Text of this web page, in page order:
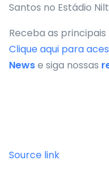
Santos no Estádio
Receba as
Clique aqui para
Newse siga nossas
Source link